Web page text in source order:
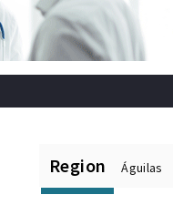
Region Águilas